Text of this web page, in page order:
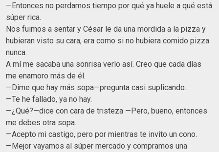
—Entonces no perdamos tiempo por qué ya huele a qué está
súper rica.
Nos fuimos a sentar y César le da una mordida a la pizza y
hubieran visto su cara, era como si no hubiera comido pizza
nunca.
A mí me sacaba una sonrisa verlo así. Creo que cada días
me enamoro más de él.
—Dime que hay más sopa—pregunta casi suplicando.
—Te he fallado, ya no hay.
—¿Qué?—dice con cara de tristeza —Pero, bueno, entonces
me debes otra sopa.
—Acepto mi castigo, pero por mientras te invito un cono.
—Mejor vayamos al súper mercado y compramos una